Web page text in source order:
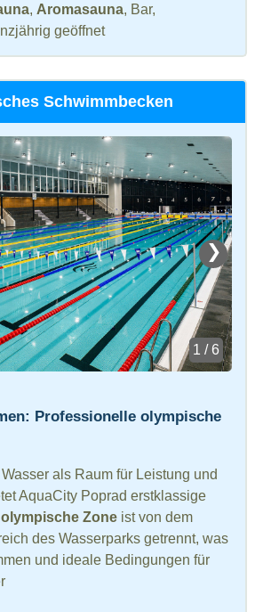
, Aromasauna, Bar,
geöffnet
Schwimmbecken
❯
1 / 6
Professionelle olympische
als Raum für Leistung und
AquaCity Poprad erstklassige
olympische Zone ist von dem
des Wasserparks getrennt, was
und ideale Bedingungen für